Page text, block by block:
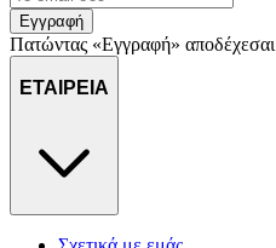
Εγγραφή
Πατώντας «Εγγραφή» αποδέχεσαι
ΕΤΑΙΡΕΙΑ